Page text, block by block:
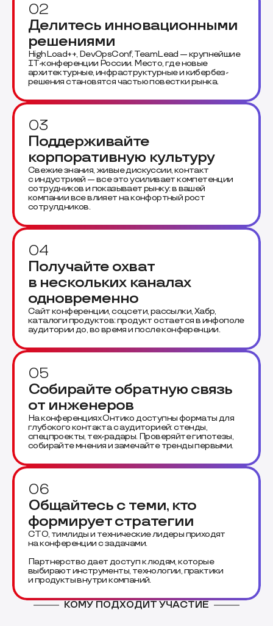
02
Делитесь инновационными
решениями
HighLoad++, DevOpsConf, TeamLead — крупнейшие
IT-конференции России. Место, где новые
архитектурные, инфраструктурные и кибербез-
решения становятся частью повестки рынка.
03
Поддерживайте
корпоративную культуру
Свежие знания, живые дискуссии, контакт
с индустрией — все это усиливает компетенции
сотрудников и показывает рынку: в вашей
компании все влияет на конфортный рост
сотрулдников.
04
Получайте охват
в нескольких каналах
одновременно
Сайт конференции, соцсети, рассылки, Хабр,
каталоги продуктов: продукт остается в инфополе
аудитории до, во время и после конференции.
05
Собирайте обратную связь
от инженеров
На конференциях Онтико доступны форматы для
глубокого контакта с аудиторией: стенды,
спецпроекты, тех-радары. Проверяйте гипотезы,
собирайте мнения и замечайте тренды первыми.
06
Общайтесь с теми, кто
формирует стратегии
CTO, тимлиды и технические лидеры приходят
на конференции с задачами.
Партнерство дает доступ к людям, которые
выбирают инструменты, технологии, практики
и продукты внутри компаний.
КОМУ ПОДХОДИТ УЧАСТИЕ